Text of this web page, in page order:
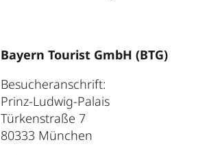
Bayern Tourist GmbH (BTG)
Besucheranschrift:
Prinz-Ludwig-Palais
Türkenstraße 7
80333 München